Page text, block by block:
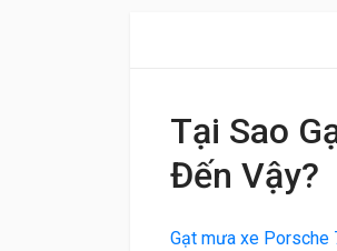
Tại Sao
Đến Vậy?
Gạt mưa xe Porsche